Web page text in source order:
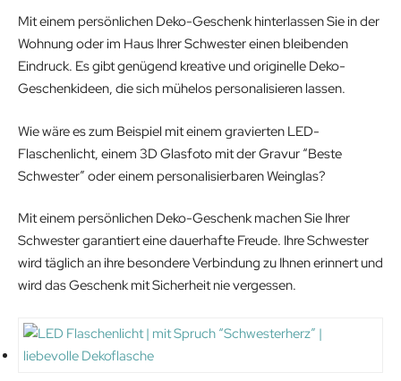
i
c
e
w
s
:
2
.
9
9
€
c
e
i
s
2
3
.
9
€
.
a
l
p
r
c
e
w
:
4
9
9
t
p
r
i
e
i
s
€
.
Mit einem persönlichen Deko-Geschenk hinterlassen Sie in der
Wohnung oder im Haus Ihrer Schwester einen bleibenden
Eindruck. Es gibt genügend kreative und originelle Deko-
Geschenkideen, die sich mühelos personalisieren lassen.
Wie wäre es zum Beispiel mit einem gravierten LED-
Flaschenlicht, einem 3D Glasfoto mit der Gravur “Beste
Schwester” oder einem personalisierbaren Weinglas?
Mit einem persönlichen Deko-Geschenk machen Sie Ihrer
Schwester garantiert eine dauerhafte Freude. Ihre Schwester
wird täglich an ihre besondere Verbindung zu Ihnen erinnert und
wird das Geschenk mit Sicherheit nie vergessen.